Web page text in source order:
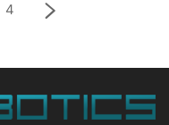
4